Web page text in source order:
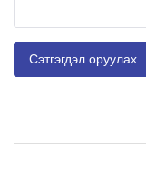
Сэтгэгдэл оруулах